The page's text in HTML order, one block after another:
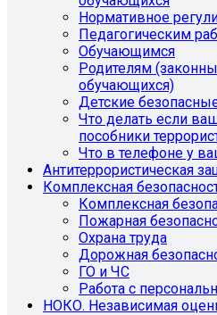
Нормативное
Педагогическим
Обучающимся
Родителям
обучающихся)
Детские
Что делать если
пособники
Что в телефоне у
Антитеррористическая
Комплексная
Комплексная
Пожарная
Охрана труда
Дорожная
ГО и ЧС
Работа с
НОКО. Независимая